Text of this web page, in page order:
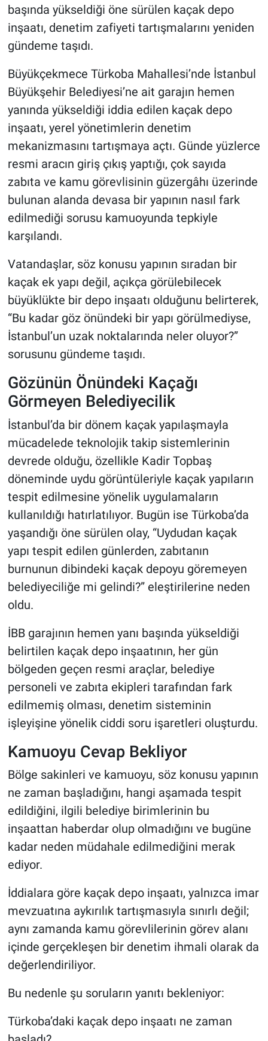
başında yükseldiği öne sürülen kaçak depo
inşaatı, denetim zafiyeti tartışmalarını yeniden
gündeme taşıdı.
Büyükçekmece Türkoba Mahallesi’nde İstanbul
Büyükşehir Belediyesi’ne ait garajın hemen
yanında yükseldiği iddia edilen kaçak depo
inşaatı, yerel yönetimlerin denetim
mekanizmasını tartışmaya açtı. Günde yüzlerce
resmi aracın giriş çıkış yaptığı, çok sayıda
zabıta ve kamu görevlisinin güzergâhı üzerinde
bulunan alanda devasa bir yapının nasıl fark
edilmediği sorusu kamuoyunda tepkiyle
karşılandı.
Vatandaşlar, söz konusu yapının sıradan bir
kaçak ek yapı değil, açıkça görülebilecek
büyüklükte bir depo inşaatı olduğunu belirterek,
“Bu kadar göz önündeki bir yapı görülmediyse,
İstanbul’un uzak noktalarında neler oluyor?”
sorusunu gündeme taşıdı.
Gözünün Önündeki Kaçağı
Görmeyen Belediyecilik
İstanbul’da bir dönem kaçak yapılaşmayla
mücadelede teknolojik takip sistemlerinin
devrede olduğu, özellikle Kadir Topbaş
döneminde uydu görüntüleriyle kaçak yapıların
tespit edilmesine yönelik uygulamaların
kullanıldığı hatırlatılıyor. Bugün ise Türkoba’da
yaşandığı öne sürülen olay, “Uydudan kaçak
yapı tespit edilen günlerden, zabıtanın
burnunun dibindeki kaçak depoyu göremeyen
belediyeciliğe mi gelindi?” eleştirilerine neden
oldu.
İBB garajının hemen yanı başında yükseldiği
belirtilen kaçak depo inşaatının, her gün
bölgeden geçen resmi araçlar, belediye
personeli ve zabıta ekipleri tarafından fark
edilmemiş olması, denetim sisteminin
işleyişine yönelik ciddi soru işaretleri oluşturdu.
Kamuoyu Cevap Bekliyor
Bölge sakinleri ve kamuoyu, söz konusu yapının
ne zaman başladığını, hangi aşamada tespit
edildiğini, ilgili belediye birimlerinin bu
inşaattan haberdar olup olmadığını ve bugüne
kadar neden müdahale edilmediğini merak
ediyor.
İddialara göre kaçak depo inşaatı, yalnızca imar
mevzuatına aykırılık tartışmasıyla sınırlı değil;
aynı zamanda kamu görevlilerinin görev alanı
içinde gerçekleşen bir denetim ihmali olarak da
değerlendiriliyor.
Bu nedenle şu soruların yanıtı bekleniyor:
Türkoba’daki kaçak depo inşaatı ne zaman